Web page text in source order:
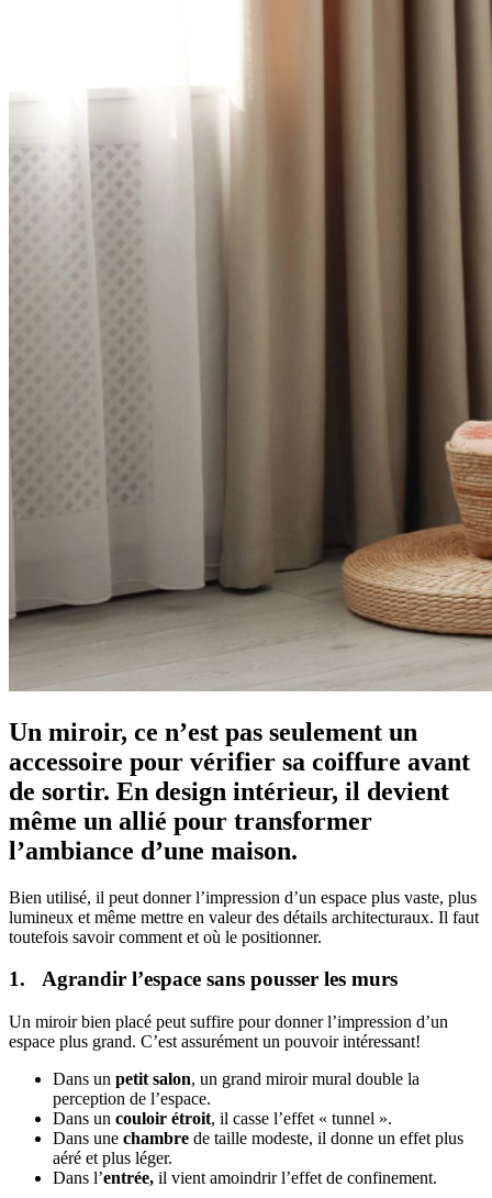
Un miroir, ce n’est pas seulement un
accessoire pour vérifier sa coiffure avant
de sortir. En design intérieur, il devient
même un allié pour transformer
l’ambiance d’une maison.
Bien utilisé, il peut donner l’impression d’un espace plus vaste, plus
lumineux et même mettre en valeur des détails architecturaux. Il faut
toutefois savoir comment et où le positionner.
1. Agrandir l’espace sans pousser les murs
Un miroir bien placé peut suffire pour donner l’impression d’un
espace plus grand. C’est assurément un pouvoir intéressant!
Dans un petit salon, un grand miroir mural double la
perception de l’espace.
Dans un couloir étroit, il casse l’effet « tunnel ».
Dans une chambre de taille modeste, il donne un effet plus
aéré et plus léger.
Dans l’entrée, il vient amoindrir l’effet de confinement.